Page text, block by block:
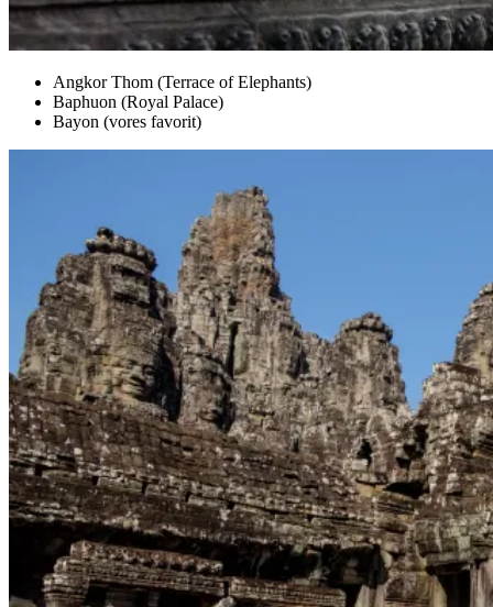
Angkor Thom (Terrace of Elephants)
Baphuon (Royal Palace)
Bayon (vores favorit)